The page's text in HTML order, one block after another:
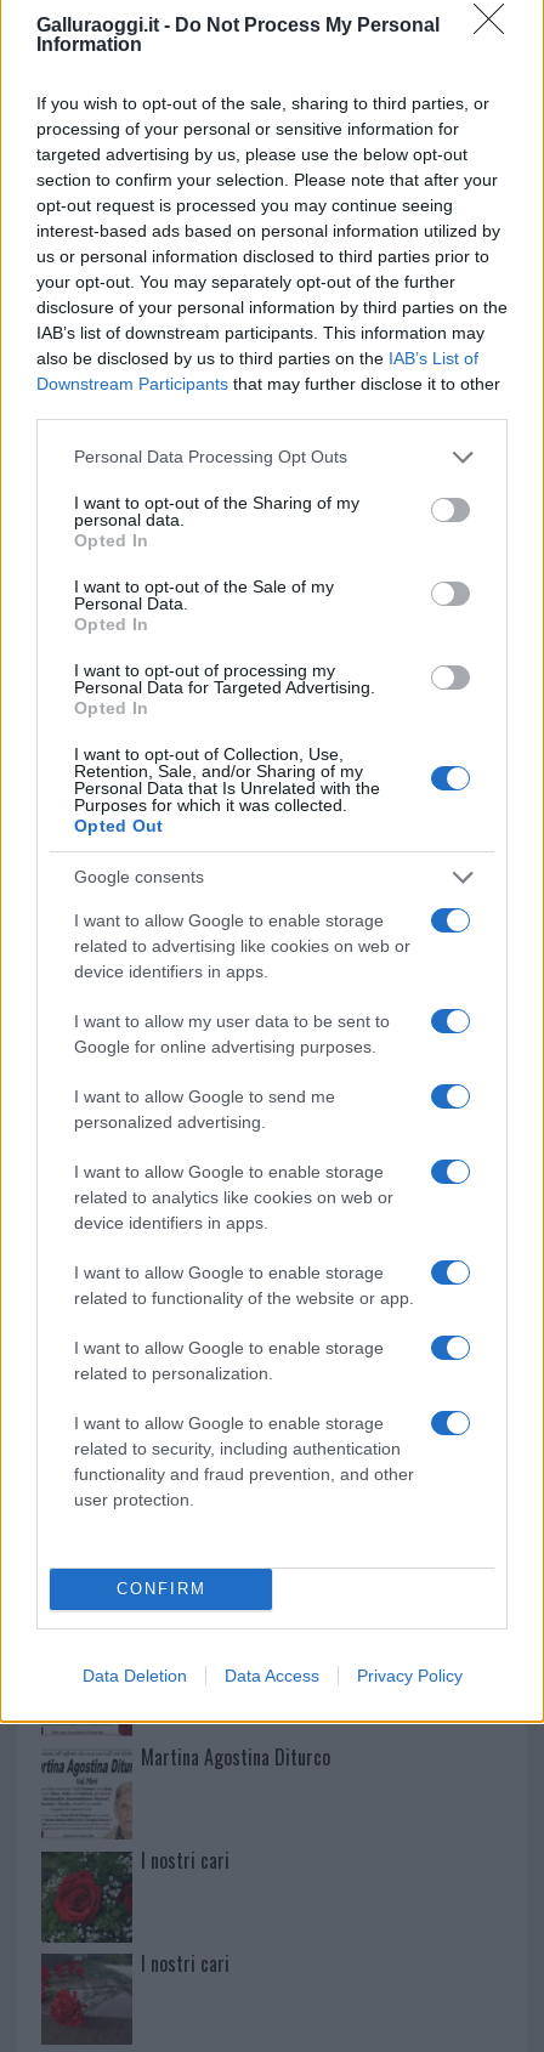
Galluraoggi.it - Do Not Process My Personal
Information
If you wish to opt-out of the sale, sharing to third parties, or
processing of your personal or sensitive information for
targeted advertising by us, please use the below opt-out
section to confirm your selection. Please note that after your
opt-out request is processed you may continue seeing
interest-based ads based on personal information utilized by
us or personal information disclosed to third parties prior to
your opt-out. You may separately opt-out of the further
disclosure of your personal information by third parties on the
IAB’s list of downstream participants. This information may
also be disclosed by us to third parties on the IAB’s List of
Downstream Participants that may further disclose it to other
Please note that this website/app uses one or more Google
not limited to your visit or usage behaviour. You may click to
grant or deny consent to Google and its third-party tags to
use your data for below specified purposes in below Google
consent section.
Personal Data Processing Opt Outs
I want to opt-out of the Sharing of my
personal data.
Opted In
I want to opt-out of the Sale of my
Personal Data.
Opted In
I want to opt-out of processing my
Personal Data for Targeted Advertising.
Opted In
I want to opt-out of Collection, Use,
Retention, Sale, and/or Sharing of my
Personal Data that Is Unrelated with the
Purposes for which it was collected.
Opted Out
Google consents
I want to allow Google to enable storage
related to advertising like cookies on web or
device identifiers in apps.
I want to allow my user data to be sent to
Google for online advertising purposes.
I want to allow Google to send me
personalized advertising.
I want to allow Google to enable storage
related to analytics like cookies on web or
device identifiers in apps.
I want to allow Google to enable storage
related to functionality of the website or app.
I want to allow Google to enable storage
related to personalization.
I want to allow Google to enable storage
related to security, including authentication
functionality and fraud prevention, and other
user protection.
CONFIRM
Data Deletion Data Access Privacy Policy
Ricevi le nostre ultime news
Condividi l'articolo
F
a
ce
b
o
o
k
T
w
it
te
r
Pi
n
te
re
st
W
h
at
s
A
p
p
S
h
a
re
Articolo precedente
Prossimo articolo
Le previsioni meteo per il weekend a Olbia e in
Gallura
Michelle Hunziker in Gallura, bella anche dal
Calangianus, dopo le polemiche il centro
accoglienza minori chiude
Olbia, divieto di sosta contro spaccio e degrado:
esplode la protesta
Pausa caffè impeccabile: come scegliere la
soluzione ideale per la casa e l’ufficio
Monte Pino, la fine di un lungo dolore: storia e
rinascita della strada che segnò la Gallura
Raid nelle campagne di Berchidda, rischio per
la rete elettrica
NECROLOGIE
Martina Agostina Diturco
I nostri cari
I nostri cari